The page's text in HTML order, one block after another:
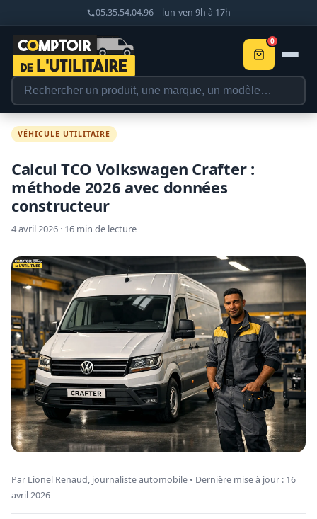
05.35.54.04.96 – lun-ven 9h à 17h
0
VÉHICULE UTILITAIRE
Calcul TCO Volkswagen Crafter :
méthode 2026 avec données
constructeur
4 avril 2026 · 16 min de lecture
Par Lionel Renaud, journaliste automobile • Dernière mise à jour : 16
avril 2026